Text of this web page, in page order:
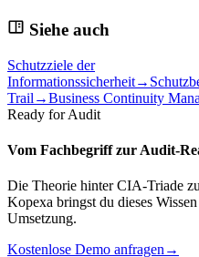
Siehe auch
Schutzziele der
Informationssicherheit→
Trail →Business Continuity
Ready for Audit
Vom Fachbegriff zur Audit-
Die Theorie hinter CIA-Triade
Kopexa bringst du dieses
Umsetzung.
Kostenlose Demo anfragen →